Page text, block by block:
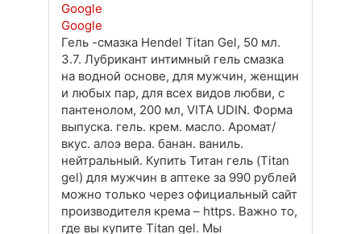
Google
Google
Гель -смазка Hendel Titan Gel, 50 мл.
3.7. Лубрикант интимный гель смазка
на водной основе, для мужчин, женщин
и любых пар, для всех видов любви, с
пантенолом, 200 мл, VITA UDIN. Форма
выпуска. гель. крем. масло. Аромат/
вкус. алоэ вера. банан. ваниль.
нейтральный. Купить Титан гель (Titan
gel) для мужчин в аптеке за 990 рублей
можно только через официальный сайт
производителя крема – https. Важно то,
где вы купите Titan gel. Мы